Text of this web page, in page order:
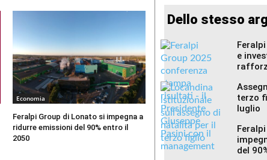
Economia
Feralpi Group di Lonato si impegna a
ridurre emissioni del 90% entro il
2050
Dello stesso
e
terzo
luglio
del